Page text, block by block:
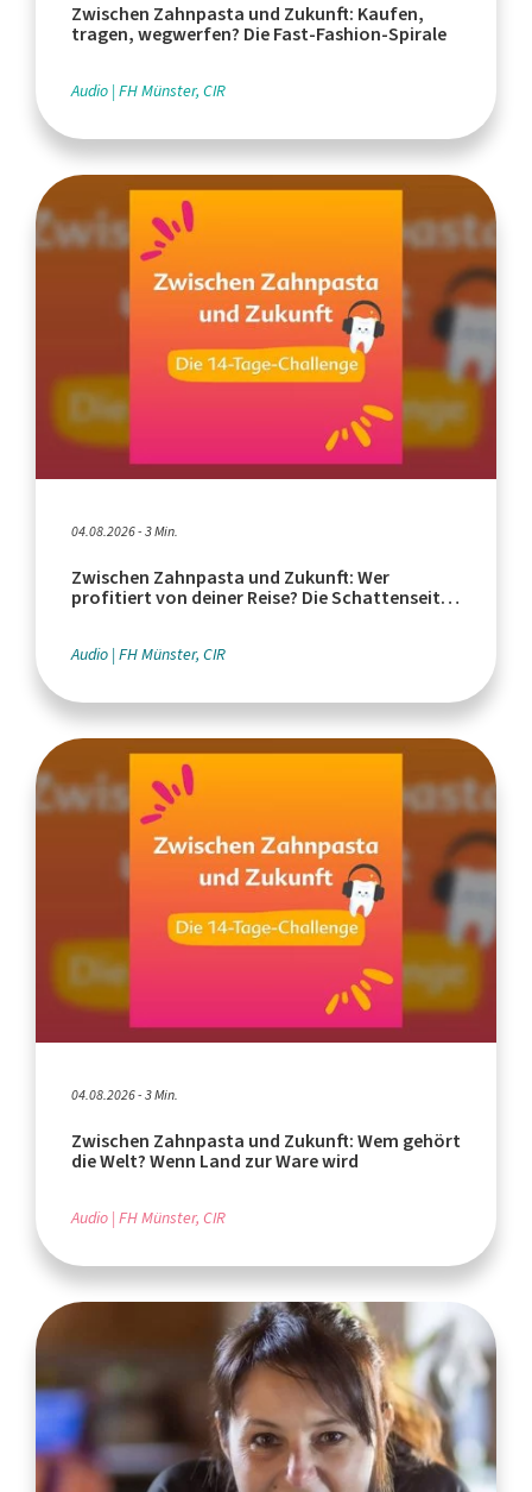
Zwischen Zahnpasta und Zukunft: Kaufen,
tragen, wegwerfen? Die Fast-Fashion-Spirale
Audio FH Münster, CIR
04.08.2026 - 3 Min.
Zwischen Zahnpasta und Zukunft: Wer
profitiert von deiner Reise? Die Schattenseiten
Audio FH Münster, CIR
04.08.2026 - 3 Min.
Zwischen Zahnpasta und Zukunft: Wem gehört
die Welt? Wenn Land zur Ware wird
Audio FH Münster, CIR